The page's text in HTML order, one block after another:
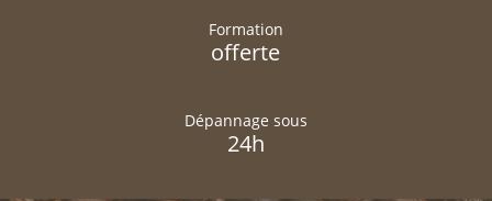
Formation
offerte
Dépannage sous
24h